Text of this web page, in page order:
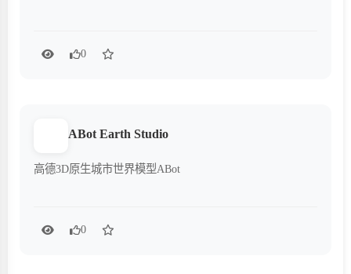
0
ABot Earth Studio
高德3D原生城市世界模型ABot
0